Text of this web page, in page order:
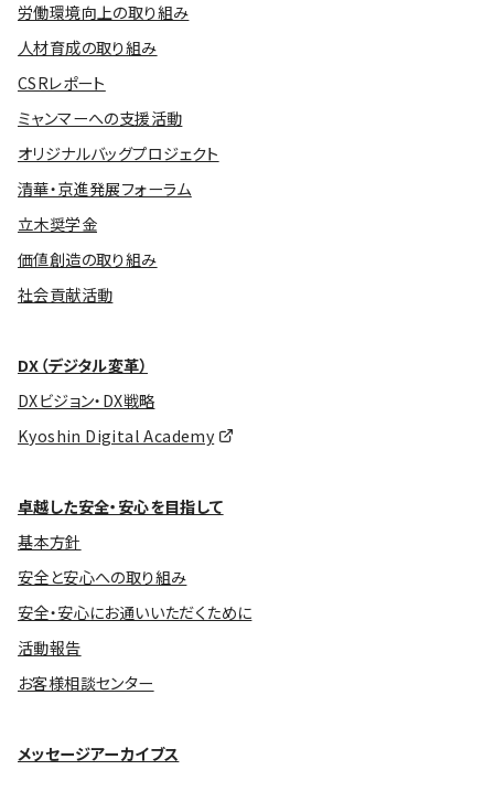
労働環境向上の取り組み
人材育成の取り組み
CSRレポート
ミャンマーへの支援活動
オリジナルバッグプロジェクト
清華・京進発展フォーラム
立木奨学金
価値創造の取り組み
社会貢献活動
DX（デジタル変革）
DXビジョン・DX戦略
Kyoshin Digital Academy
卓越した安全・安心を目指して
基本方針
安全と安心への取り組み
安全・安心にお通いいただくために
活動報告
お客様相談センター
メッセージアーカイブス